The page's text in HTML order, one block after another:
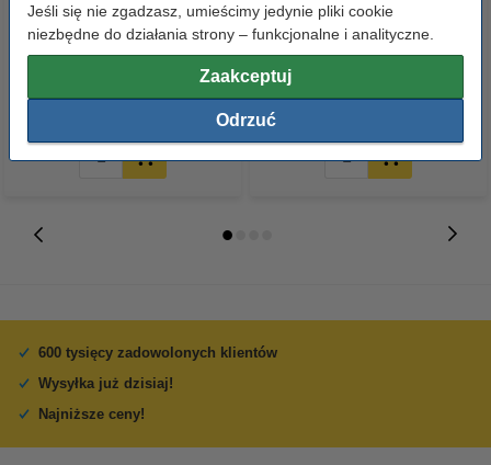
Jeśli się nie zgadzasz, umieścimy jedynie pliki cookie
niezbędne do działania strony – funkcjonalne i analityczne.
Zaakceptuj
Odrzuć
Brother WT-320CL pojemnik na
zużyty toner, oryginalny
Brother TN-421M toner
czerwony, oryginalny
600 tysięcy zadowolonych klientów
Wysyłka już dzisiaj!
Najniższe ceny!